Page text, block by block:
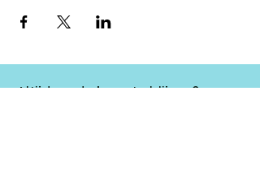
Altijd op de hoogte blijven?